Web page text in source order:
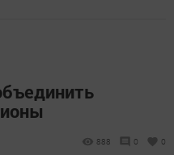
888 0 0